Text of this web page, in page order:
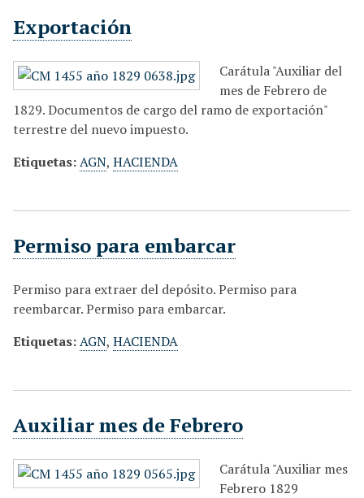
Exportación
Carátula "Auxiliar del
mes de Febrero de
1829. Documentos de cargo del ramo de exportación"
terrestre del nuevo impuesto.
Etiquetas:AGN, HACIENDA
Permiso para embarcar
Permiso para extraer del depósito. Permiso para
reembarcar. Permiso para embarcar.
Etiquetas:AGN, HACIENDA
Auxiliar mes de Febrero
Carátula "Auxiliar mes
Febrero 1829